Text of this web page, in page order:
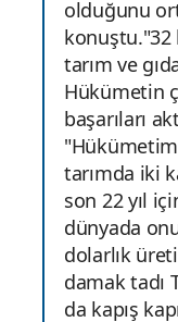
olduğunu
konuştu."32
tarım ve
Hükümetin
başarıları
tarımda iki
son 22 yıl
dünyada
dolarlık
damak tadı
da kapış